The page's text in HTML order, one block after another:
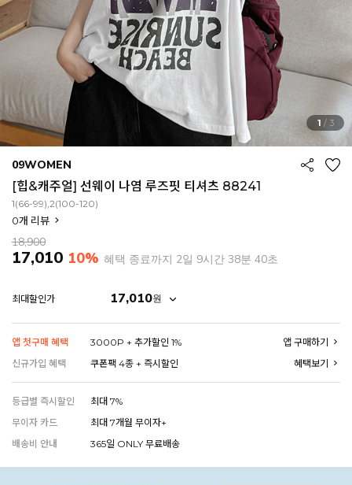
EVERY, SAY
1 / 3
09WOMEN
[힙&캐주얼] 선웨이 나염 루즈핏 티셔츠 88241
1(66-99),2(100-120)
0개 리뷰
18,900
17,010 10% 혜택 종료까지 2일 9시간 38분 37초
최대할인가 17,010원
앱 첫구매 혜택 3000P + 추가할인 1%
앱 구매하기
신규가입 혜택
쿠폰팩 4종 + 즉시할인 혜택보기
등급별 즉시할인
최대 7%
무이자 카드
최대 7개월 무이자+
배송비 안내
365일 ONLY 무료배송